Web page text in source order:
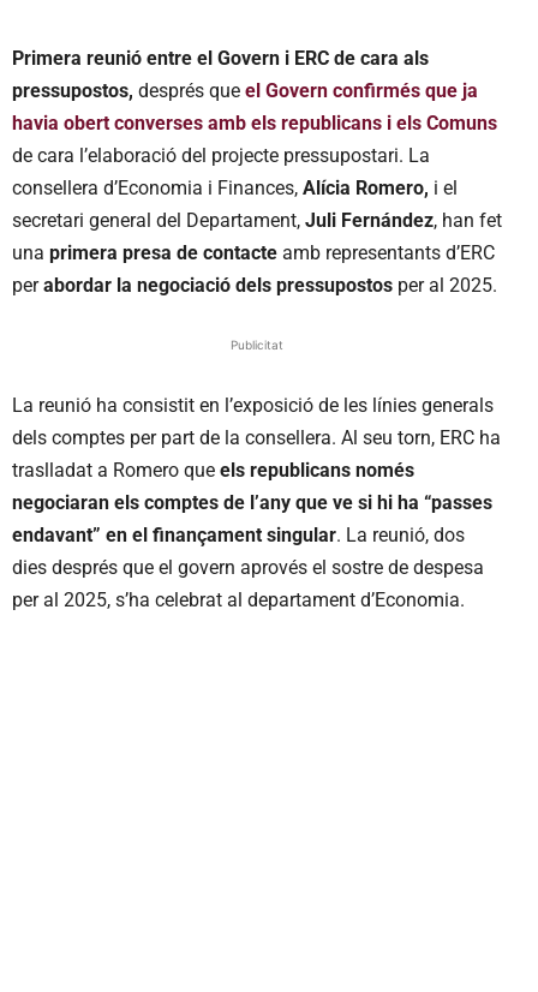
Primera reunió entre el Govern i ERC de cara als
pressupostos, després que el Govern confirmés que ja
havia obert converses amb els republicans i els Comuns
de cara l’elaboració del projecte pressupostari. La
consellera d’Economia i Finances, Alícia Romero, i el
secretari general del Departament, Juli Fernández, han fet
una primera presa de contacte amb representants d’ERC
perabordar la negociació dels pressupostos per al 2025.
Publicitat
La reunió ha consistit en l’exposició de les línies generals
dels comptes per part de la consellera. Al seu torn, ERC ha
traslladat a Romero que els republicans només
negociaran els comptes de l’any que ve si hi ha “passes
endavant” en el finançament singular. La reunió, dos
dies després que el govern aprovés el sostre de despesa
per al 2025, s’ha celebrat al departament d’Economia.